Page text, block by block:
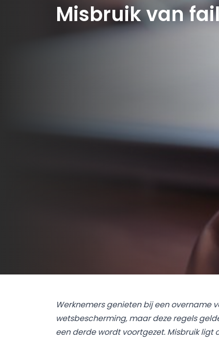
Misbruik van
Werknemers genieten bij een overname
wetsbescherming, maar deze regels
een derde wordt voortgezet. Misbruik ligt